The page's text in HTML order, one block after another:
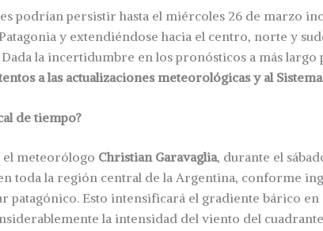
podrían persistir hasta el miércoles 26 de marzo
y extendiéndose hacia el centro, norte y
la incertidumbre en los pronósticos a más largo
a las actualizaciones meteorológicas y al
de tiempo?
el meteorólogo Christian Garavaglia, durante el
toda la región central de la Argentina, conforme
patagónico. Esto intensificará el gradiente bárico
la intensidad del viento del